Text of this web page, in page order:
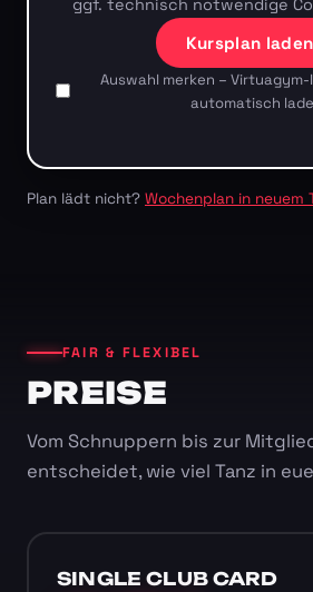
ggf. technisch notwendige
Kursplan laden
Auswahl merken –
automatisch
Plan lädt nicht? Wochenplan in neuem
FAIR & FLEXIBEL
PREISE
Vom Schnuppern bis zur
entscheidet, wie viel Tanz in
SINGLE CLUB CARD